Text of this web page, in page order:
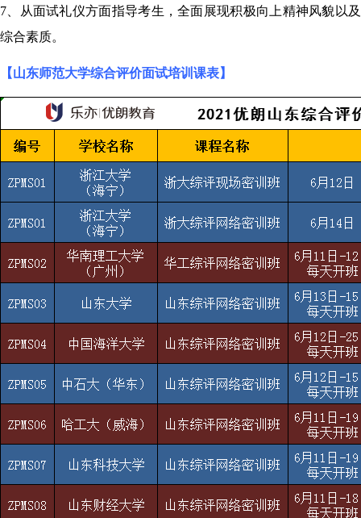
7、
从面试礼仪方面指导考生，全面展现积极向上精神风貌以及
综合素质。
【山东师范大学综合评价面试培训课表】